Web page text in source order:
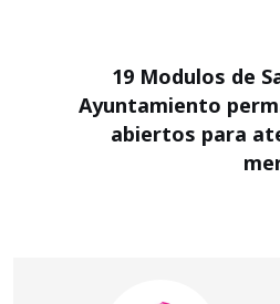
19 Modulos de
Ayuntamiento
abiertos para